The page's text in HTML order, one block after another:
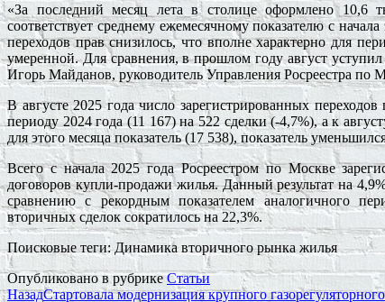
«За последний месяц лета в столице оформлено 10,6
соответствует среднему ежемесячному показателю с
переходов прав снизилось, что вполне характерно для
умеренной. Для сравнения, в прошлом году август
Игорь Майданов, руководитель Управления Росреестра по
В августе 2025 года число зарегистрированных
периоду 2024 года (11 167) на 522 сделки (-4,7%), а к
для этого месяца показатель (17 538), показатель
Всего с начала 2025 года Росреестром по Москве
договоров купли-продажи жилья. Данный результат на
сравнению с рекордным показателем аналогичного
вторичных сделок сократилось на 22,3%.
Поисковые теги:Динамика вторичного рынка жилья
Опубликовано в рубрикеСтатьи
НазадСтартовала модернизация крупного